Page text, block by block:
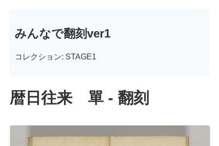
みんなで翻刻ver1
コレクション: STAGE1
暦日往来 單 - 翻刻